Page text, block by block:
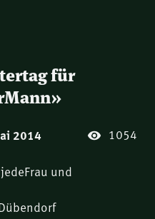
für
2014 1054
und